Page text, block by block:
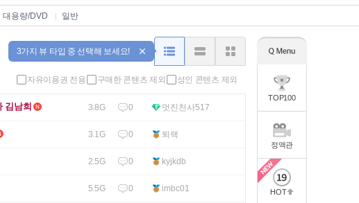
TOP100
정액관
HOT
대용량/DVD 일반
3가지 뷰 타입 중 선택해 보세요!
자유이용권 전용 구매한 콘텐츠 제외 성인 콘텐츠 제외
김남희 3.8G 0 멋진천사517
3.1G 0 퇴랙
2.5G 0 kyjkdb
5.5G 0 imbc01